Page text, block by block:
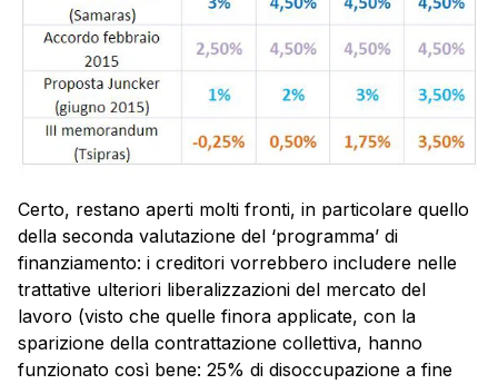
Certo, restano aperti molti fronti, in particolare quello
della seconda valutazione del ‘programma’ di
finanziamento: i creditori vorrebbero includere nelle
trattative ulteriori liberalizzazioni del mercato del
lavoro (visto che quelle finora applicate, con la
sparizione della contrattazione collettiva, hanno
funzionato così bene: 25% di disoccupazione a fine